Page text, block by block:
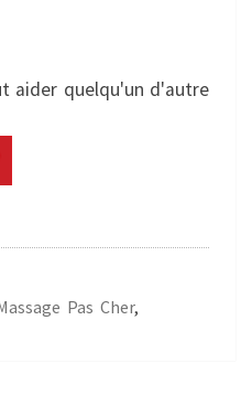
aider quelqu'un d'autre
Pas Cher,